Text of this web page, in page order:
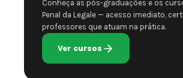
Conheça as pós-graduações e os
Penal da Legale — acesso imediato,
professores que atuam na prática.
Ver cursos